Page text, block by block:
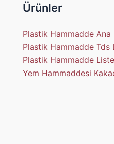
Ürünler
Plastik Hammadde
Plastik Hammadde Tds
Plastik Hammadde
Yem Hammaddesi